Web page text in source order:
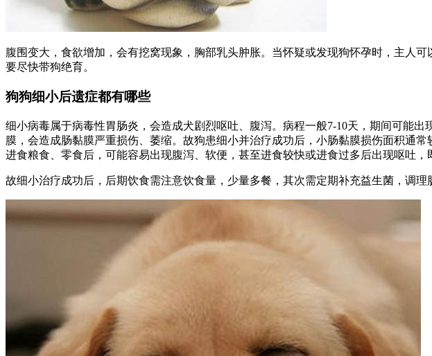
腹围变大，食欲增加，会有挖窝现象，胸部乳头肿胀。当怀疑或发现狗怀孕时，主人
要尽快带狗绝育。
狗狗细小后遗症都有哪些
细小病毒属于病毒性胃肠炎，会造成犬剧烈呕吐、腹泻。病程一般7-10天，期间可能
膜，会造成肠黏膜严重损伤、萎缩。故狗患细小并治疗成功后，小肠黏膜损伤面积通
进食粮食、零食后，可能容易出现腹泻、软便，甚至进食较快或进食过多后出现呕吐
故细小治疗成功后，后期饮食需注意饮食量，少量多餐，其次需定期补充益生菌，调